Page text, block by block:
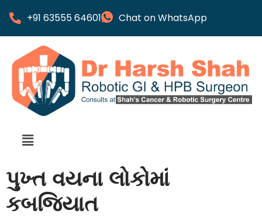
+91 63555 64601 Chat on WhatsApp
પુખ્ત વયના લોકોમાં
કબજિયાત